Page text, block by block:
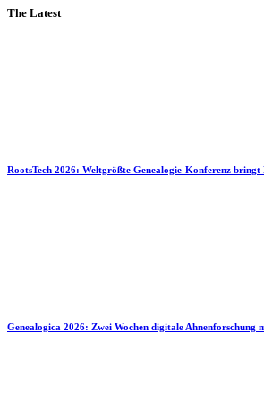
The Latest
RootsTech 2026: Weltgrößte Genealogie-Konferenz bringt
Genealogica 2026: Zwei Wochen digitale Ahnenforschung